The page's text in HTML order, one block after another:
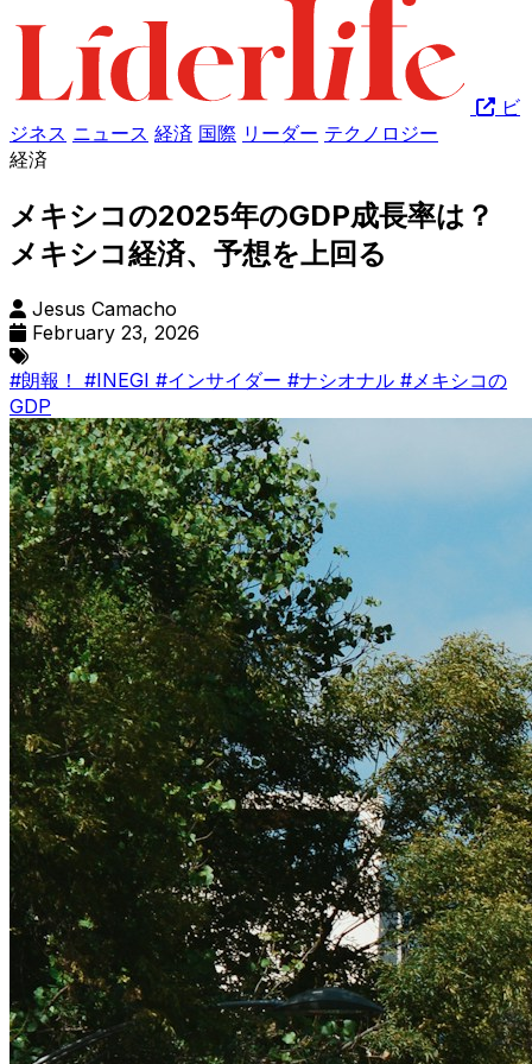
ビ
ジネス ニュース 経済 国際 リーダー テクノロジー
経済
メキシコの2025年のGDP成長率は？
メキシコ経済、予想を上回る
Jesus Camacho
February 23, 2026
#朗報！ #INEGI #インサイダー #ナシオナル #メキシコの
GDP